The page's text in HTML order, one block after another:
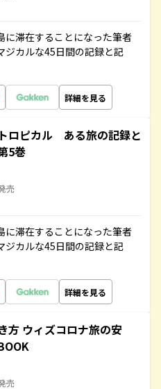
に滞在することになった筆者
ジカルな45日間の記録と記
詳細を見る
ロピカル ある旅の記録と
5巻
売
に滞在することになった筆者
ジカルな45日間の記録と記
詳細を見る
方 ウィズコロナ旅の安
売